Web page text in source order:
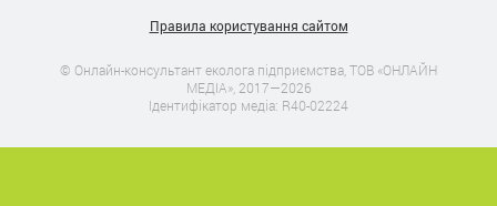
Правила користування сайтом
© Онлайн-консультант еколога підприємства, ТОВ «ОНЛАЙН
МЕДІА», 2017—2026
Ідентифікатор медіа: R40-02224